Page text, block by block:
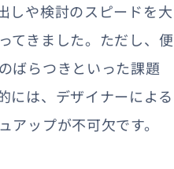
しや検討のスピードを大
てきました。ただし、便
ばらつきといった課題
には、デザイナーによる
アップが不可欠です。